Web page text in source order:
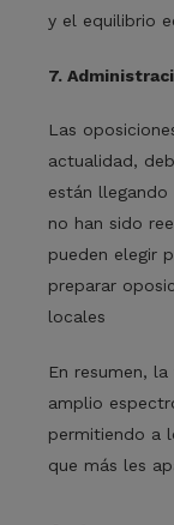
y el equilibrio
7.
Las
actualidad,
están
no han sido
pueden elegir
preparar
locales
En resumen,
amplio
permitiendo a
que más les